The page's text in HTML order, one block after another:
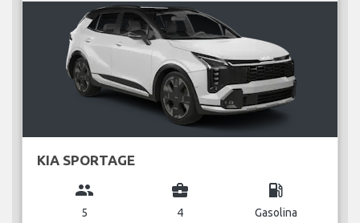
KIA SPORTAGE
group
5
business_center
4
local_gas_station
Gasolina